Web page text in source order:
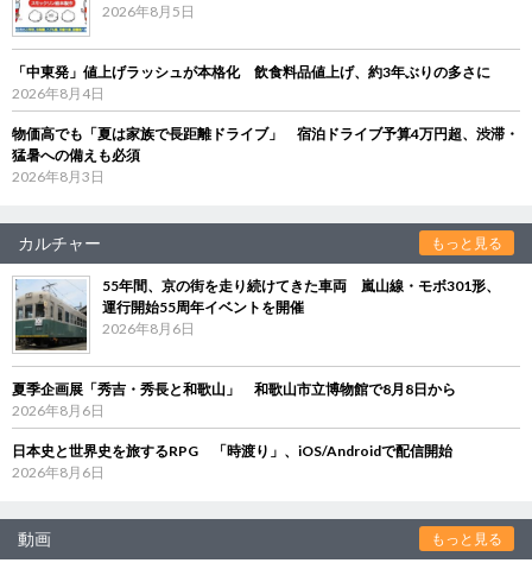
2026年8月5日
「中東発」値上げラッシュが本格化 飲食料品値上げ、約3年ぶりの多さに
2026年8月4日
物価高でも「夏は家族で長距離ドライブ」 宿泊ドライブ予算4万円超、渋滞・
猛暑への備えも必須
2026年8月3日
カルチャー もっと見る
55年間、京の街を走り続けてきた車両 嵐山線・モボ301形、
運行開始55周年イベントを開催
2026年8月6日
夏季企画展「秀吉・秀長と和歌山」 和歌山市立博物館で8月8日から
2026年8月6日
日本史と世界史を旅するRPG 「時渡り」、iOS/Androidで配信開始
2026年8月6日
動画 もっと見る